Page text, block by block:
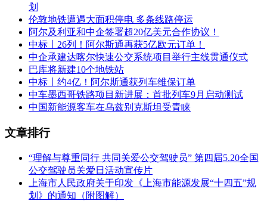
划
伦敦地铁遭遇大面积停电 多条线路停运
阿尔及利亚和中企签署超20亿美元合作协议！
中标丨26列！阿尔斯通再获5亿欧元订单！
中企承建达喀尔快速公交系统项目举行主线贯通仪式
巴库将新建10个地铁站
中标丨约4亿！阿尔斯通获列车维保订单
中车墨西哥铁路项目新进展：首批列车9月启动测试
中国新能源客车在乌兹别克斯坦受青睐
文章排行
“理解与尊重同行 共同关爱公交驾驶员” 第四届5.20全国
公交驾驶员关爱日活动宣传片
上海市人民政府关于印发《上海市能源发展“十四五”规
划》的通知（附图解）